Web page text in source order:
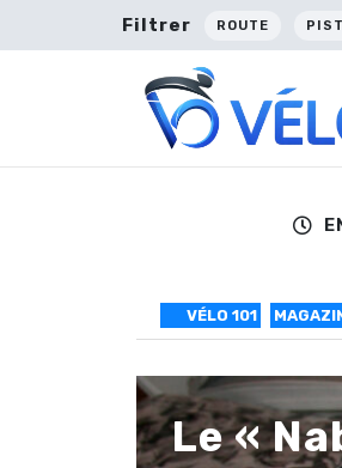
Filtrer ROUTE
VÉLO 101
Le «